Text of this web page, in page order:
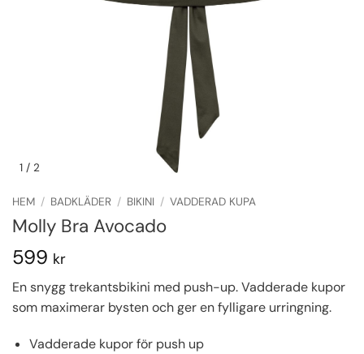
1 / 2
HEM / BADKLÄDER / BIKINI / VADDERAD KUPA
Molly Bra Avocado
599 kr
En snygg trekantsbikini med push-up. Vadderade kupor
som maximerar bysten och ger en fylligare urringning.
Vadderade kupor för push up